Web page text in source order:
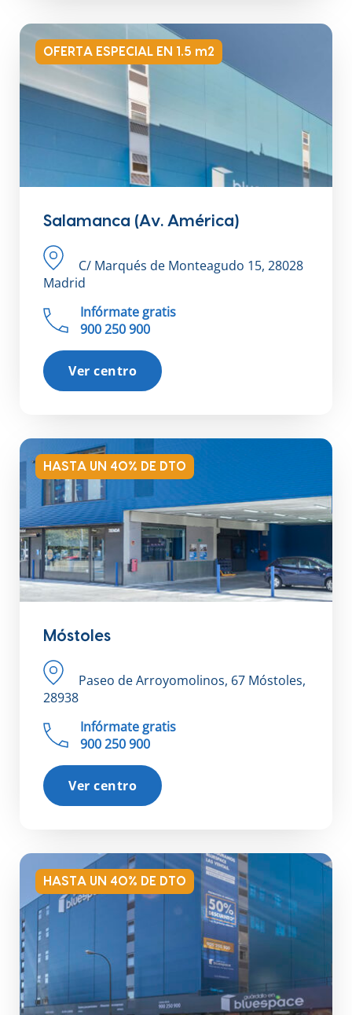
OFERTA ESPECIAL EN 1.5 m2
Salamanca (Av. América)
C/ Marqués de Monteagudo 15, 28028
Madrid
Infórmate gratis
900 250 900
Ver centro
HASTA UN 40% DE DTO
Móstoles
Paseo de Arroyomolinos, 67 Móstoles,
28938
Infórmate gratis
900 250 900
Ver centro
HASTA UN 40% DE DTO